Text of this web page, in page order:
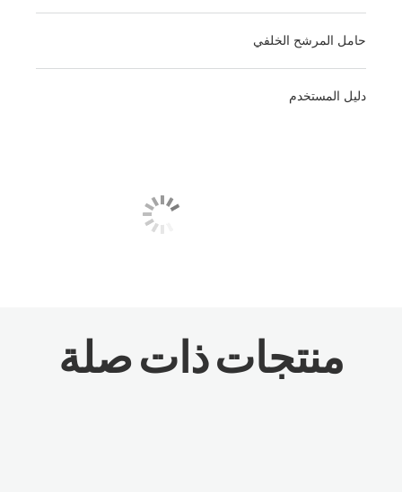
حامل المرشح الخلفي
دليل المستخدم
منتجات ذات صلة